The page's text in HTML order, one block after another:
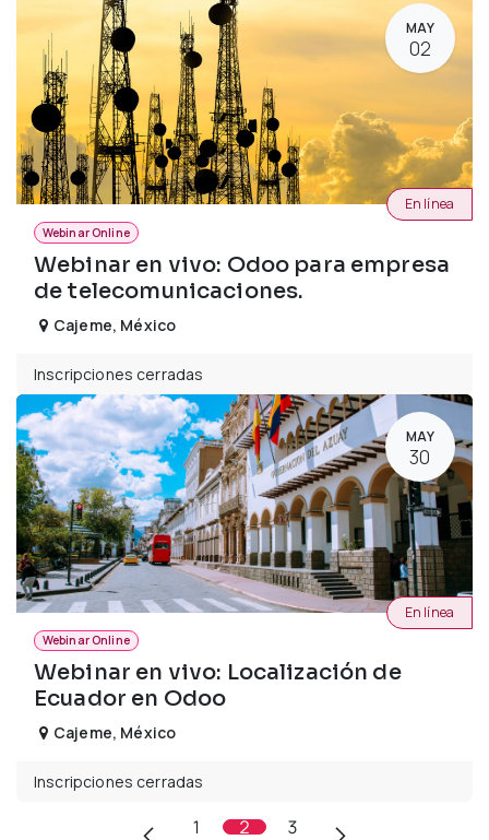
MAY
02
Webinar Online
Webinar en vivo: Odoo para empresa
de telecomunicaciones.
En línea
Cajeme, México
Inscripciones cerradas
MAY
30
Webinar Online
Webinar en vivo: Localización de
Ecuador en Odoo
En línea
Cajeme, México
Inscripciones cerradas
1 2 3